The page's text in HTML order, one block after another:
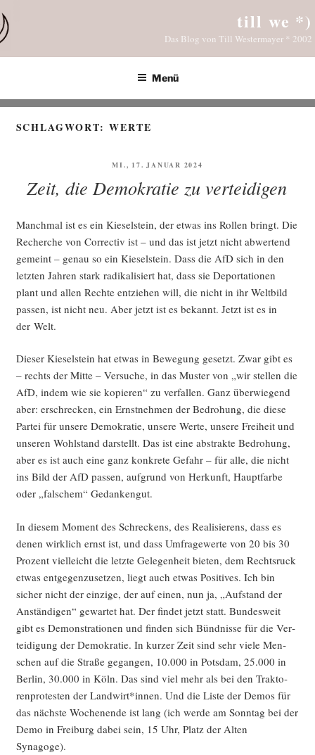
Inhalt
springen
till we *)
Das Blog von Till Westermayer * 2002
Menü
SCHLAGWORT:WERTE
VERÖFFENTLICHT
MI., 17. JANUAR 2024
Zeit, die Demokratie zu verteidigen
Manch­mal ist es ein Kie­sel­stein, der etwas ins Rol­len bringt. Die
Recher­che von Cor­rec­tiv ist – und das ist jetzt nicht abwer­tend
gemeint – genau so ein Kie­sel­stein. Dass die AfD sich in den
letz­ten Jah­ren stark radi­ka­li­siert hat, dass sie Depor­ta­tio­nen
plant und allen Rech­te ent­zie­hen will, die nicht in ihr Welt­bild
pas­sen, ist nicht neu. Aber jetzt ist es bekannt. Jetzt ist es in
der Welt.
Die­ser Kie­sel­stein hat etwas in Bewe­gung gesetzt. Zwar gibt es
– rechts der Mit­te – Ver­su­che, in das Mus­ter von „wir stel­len die
AfD, indem wie sie kopie­ren“ zu ver­fal­len. Ganz über­wie­gend
aber: erschre­cken, ein Ernst­neh­men der Bedro­hung, die die­se
Par­tei für unse­re Demo­kra­tie, unse­re Wer­te, unse­re Frei­heit und
unse­ren Wohl­stand dar­stellt. Das ist eine abs­trak­te Bedro­hung,
aber es ist auch eine ganz kon­kre­te Gefahr – für alle, die nicht
ins Bild der AfD pas­sen, auf­grund von Her­kunft, Haupt­far­be
oder „fal­schem“ Gedankengut.
In die­sem Moment des Schre­ckens, des Rea­li­sie­rens, dass es
denen wirk­lich ernst ist, und dass Umfra­ge­wer­te von 20 bis 30
Pro­zent viel­leicht die letz­te Gele­gen­heit bie­ten, dem Rechts­ruck
etwas ent­ge­gen­zu­set­zen, liegt auch etwas Posi­ti­ves. Ich bin
sicher nicht der ein­zi­ge, der auf einen, nun ja, „Auf­stand der
Anstän­di­gen“ gewar­tet hat. Der fin­det jetzt statt. Bun­des­weit
gibt es Demons­tra­tio­nen und fin­den sich Bünd­nis­se für die Ver­
tei­di­gung der Demo­kra­tie. In kur­zer Zeit sind sehr vie­le Men­
schen auf die Stra­ße gegan­gen, 10.000 in Pots­dam, 25.000 in
Ber­lin, 30.000 in Köln. Das sind viel mehr als bei den Trak­to­
ren­pro­tes­ten der Landwirt*innen. Und die Lis­te der Demos für
das nächs­te Wochen­en­de ist lang (ich wer­de am Sonn­tag bei der
Demo in Frei­burg dabei sein, 15 Uhr, Platz der Alten
Synagoge).